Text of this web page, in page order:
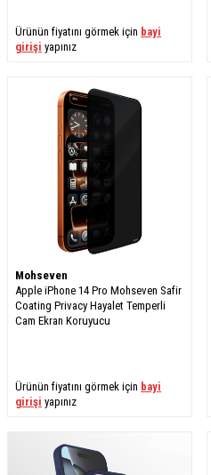
Ürünün fiyatını görmek için bayi
girişi yapınız
Mohseven
Apple iPhone 14 Pro Mohseven Safir
Coating Privacy Hayalet Temperli
Cam Ekran Koruyucu
Ürünün fiyatını görmek için bayi
girişi yapınız